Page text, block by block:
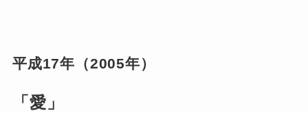
平成17年（2005年）
「愛」